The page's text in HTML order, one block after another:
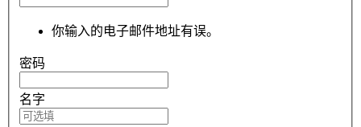
你输入的电子邮件地址有误。
密码
名字